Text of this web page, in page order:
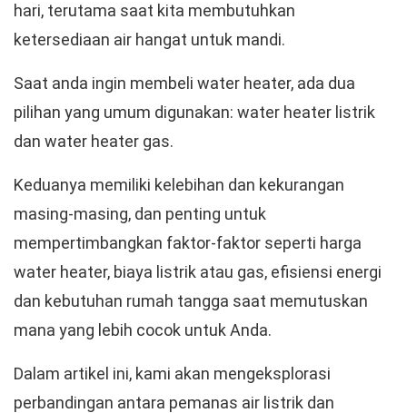
hari, terutama saat kita membutuhkan
ketersediaan air hangat untuk mandi.
Saat anda ingin membeli water heater, ada dua
pilihan yang umum digunakan: water heater listrik
dan water heater gas.
Keduanya memiliki kelebihan dan kekurangan
masing-masing, dan penting untuk
mempertimbangkan faktor-faktor seperti harga
water heater, biaya listrik atau gas, efisiensi energi
dan kebutuhan rumah tangga saat memutuskan
mana yang lebih cocok untuk Anda.
Dalam artikel ini, kami akan mengeksplorasi
perbandingan antara pemanas air listrik dan